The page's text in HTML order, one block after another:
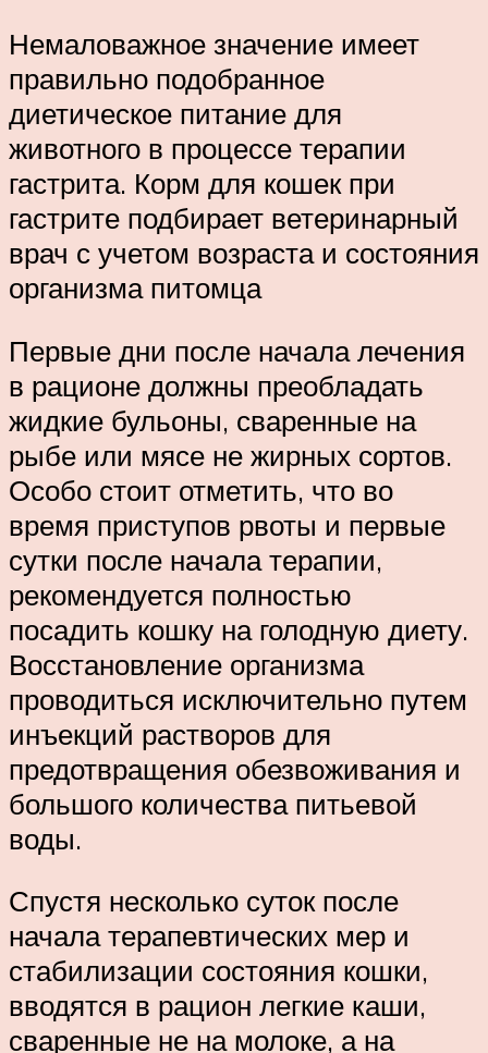
Немаловажное значение имеет
правильно подобранное
диетическое питание для
животного в процессе терапии
гастрита. Корм для кошек при
гастрите подбирает ветеринарный
врач с учетом возраста и состояния
организма питомца
Первые дни после начала лечения
в рационе должны преобладать
жидкие бульоны, сваренные на
рыбе или мясе не жирных сортов.
Особо стоит отметить, что во
время приступов рвоты и первые
сутки после начала терапии,
рекомендуется полностью
посадить кошку на голодную диету.
Восстановление организма
проводиться исключительно путем
инъекций растворов для
предотвращения обезвоживания и
большого количества питьевой
воды.
Спустя несколько суток после
начала терапевтических мер и
стабилизации состояния кошки,
вводятся в рацион легкие каши,
сваренные не на молоке, а на